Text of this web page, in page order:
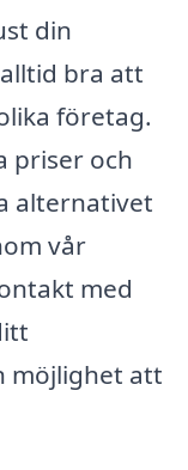
din
bra att
företag.
priser och
alternativet
vår
med
möjlighet att